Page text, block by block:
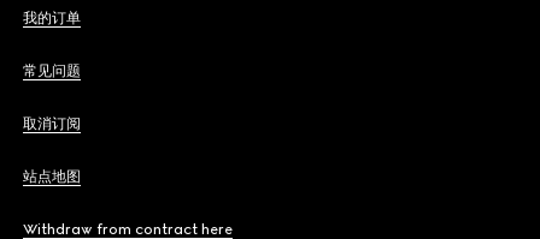
我的订单
常见问题
取消订阅
站点地图
Withdraw from contract here